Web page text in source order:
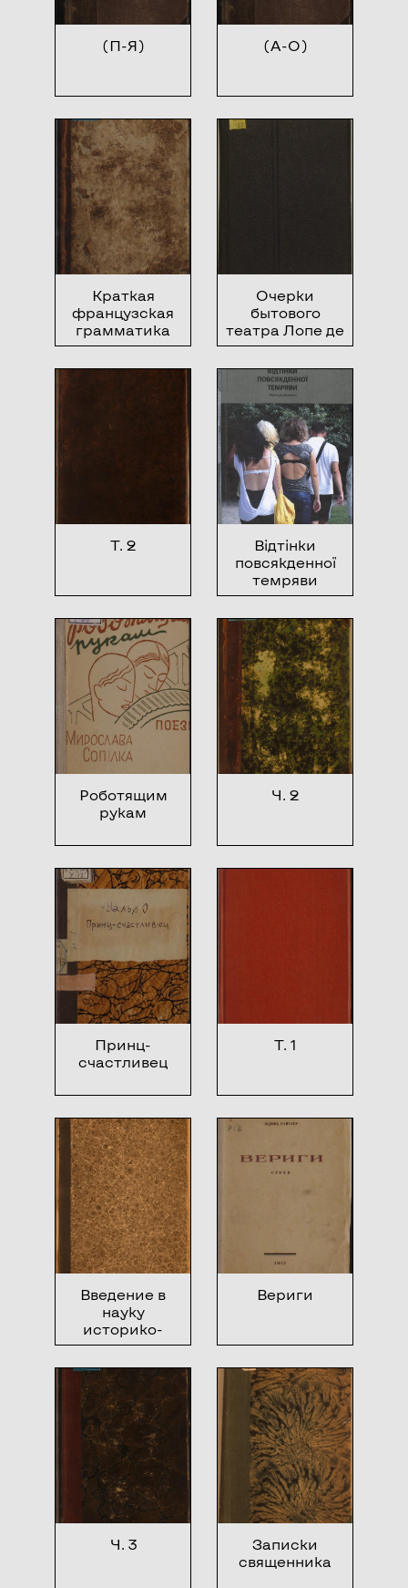
(П-Я) (А-О)
Краткая
французская
грамматика
Очерки
бытового
театра Лопе де
Веги
Т. 2
Відтінки
повсякденної
темряви
Роботящим
рукам
Ч. 2
Принц-
счастливец
Т. 1
Введение в
науку
историко-
литературного
изучения
Вериги
Ч. 3
Записки
священника